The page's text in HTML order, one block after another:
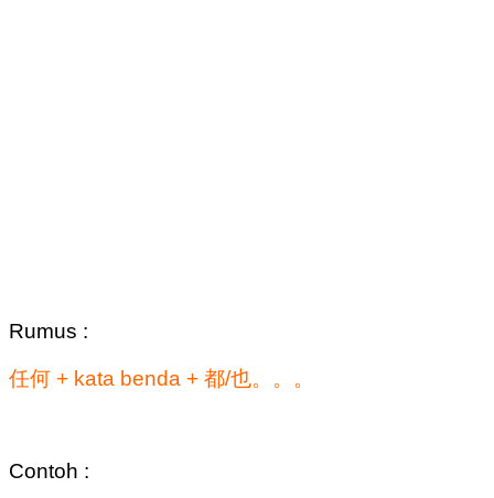
Rumus :
任何 + kata benda + 都/也。。。
Contoh :